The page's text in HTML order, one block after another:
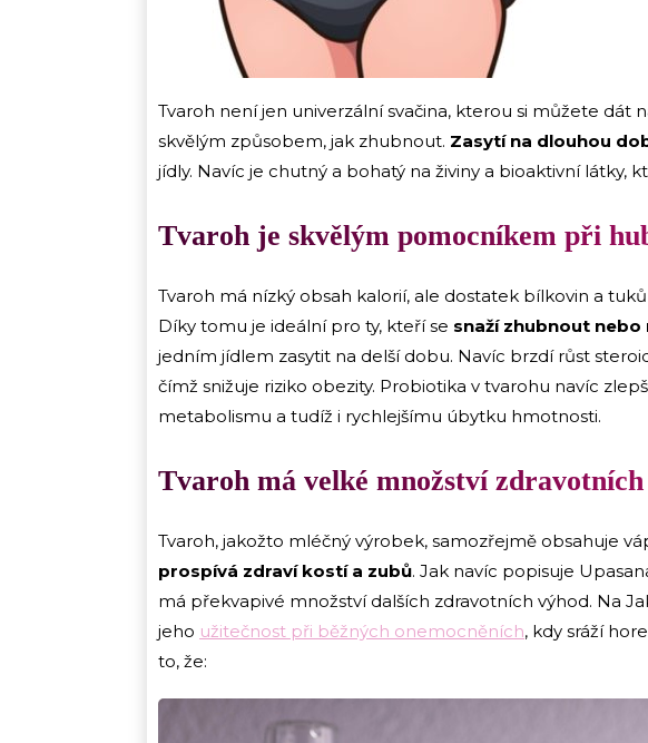
Tvaroh není jen univerzální svačina, kterou si můžete dát
skvělým způsobem, jak zhubnout. Zasytí na dlouhou
jídly. Navíc je chutný a bohatý na živiny a bioaktivní látky,
Tvaroh je skvělým pomocníkem při
Tvaroh má nízký obsah kalorií, ale dostatek bílkovin a
Díky tomu je ideální pro ty, kteří se snaží zhubnout nebo
jedním jídlem zasytit na delší dobu. Navíc brzdí růst
čímž snižuje riziko obezity. Probiotika v tvarohu navíc
metabolismu a tudíž i rychlejšímu úbytku hmotnosti.
Tvaroh má velké množství
Tvaroh, jakožto mléčný výrobek, samozřejmě obsahuje
prospívá zdraví kostí a zubů. Jak navíc popisuje
má překvapivé množství dalších zdravotních výhod. Na
jeho užitečnost při běžných onemocněních, kdy sráží
to, že: